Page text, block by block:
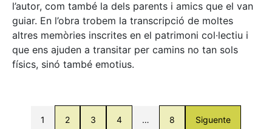
l’autor, com també la dels parents i amics que el van
guiar. En l’obra trobem la transcripció de moltes
altres memòries inscrites en el patrimoni col·lectiu i
que ens ajuden a transitar per camins no tan sols
físics, sinó també emotius.
1 2 3 4 … 8 Siguente